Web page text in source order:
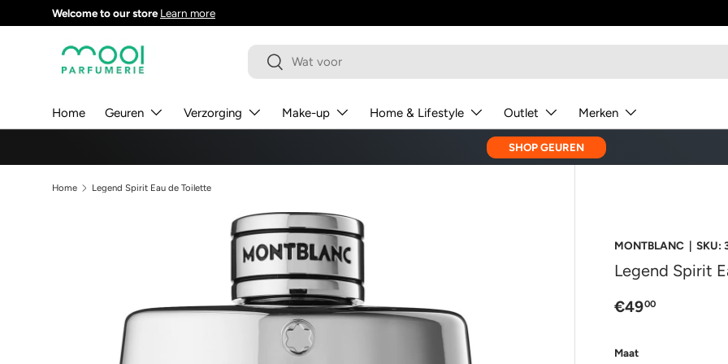
GA NAAR INHOUD
Welcome to our store Learn more
Zoeken
Zoeken
Home Geuren Verzorging Make-up Home & Lifestyle Outlet Merken
SHOP GEUREN
Home Legend Spirit Eau de Toilette
MONTBLANC |SKU:
Legend Spirit
€4900
Maat